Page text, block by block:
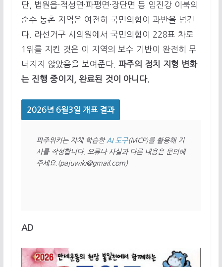
단, 법원읍·적성면·파평면·장단면 등 임진강 이북의
순수 농촌 지역은 여전히 국민의힘이 과반을 넘긴
다. 라선거구 시의원에서 국민의힘이 228표 차로
1위를 지킨 것은 이 지역의 보수 기반이 완전히 무
너지지 않았음을 보여준다. 파주의 정치 지형 변화
는 진행 중이지, 완료된 것이 아니다.
2026년 6월3일 개표 결과
파주위키는 자체 학습한 AI 도구(MCP)를 활용해 기
사를 작성합니다. 오류나 사실과 다른 내용은 문의해
주세요.(pajuwiki@gmail.com)
AD